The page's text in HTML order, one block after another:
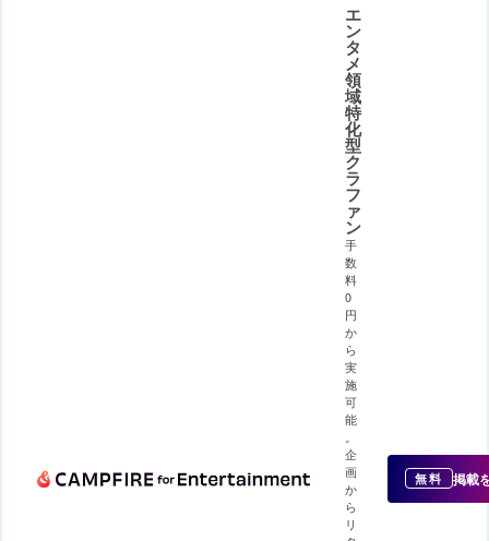
エ
ン
タ
メ
領
域
特
化
型
ク
ラ
フ
ァ
ン
手
数
料
0
円
か
ら
実
施
可
能
企
画
か
ら
リ
無料 掲載